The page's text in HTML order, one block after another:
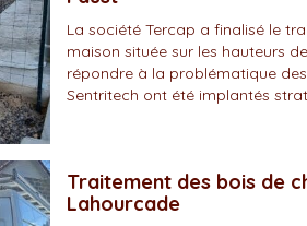
La société Tercap a finalisé le
maison située sur les hauteurs
répondre à la problématique
Sentritech ont été implantés
Traitement des bois de
Lahourcade